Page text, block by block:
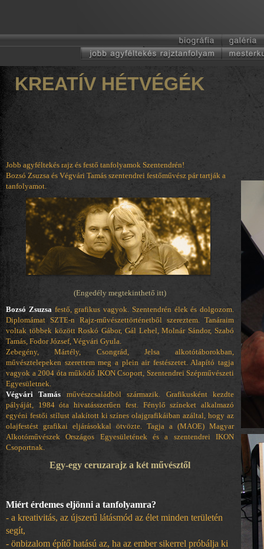
KREATÍV HÉTVÉGÉK
Jobb agyféltekés rajz és festő tanfolyamok Szentendrén!
Bozsó Zsuzsa és Végvári Tamás szentendrei festőművész pár tartják a
tanfolyamot.
(Engedély megtekinthető itt)
Bozsó Zsuzsa festő, grafikus vagyok. Szentendrén élek és dolgozom.
Diplomámat SZTE-n Rajz-művészettörténetből szereztem. Tanáraim
voltak többek között Roskó Gábor, Gál Lehel, Molnár Sándor, Szabó
Tamás, Fodor József, Végvári Gyula.
Zebegény, Mártély, Csongrád, Jelsa alkotótáborokban,
művésztelepeken szerettem meg a plein air festészetet. Alapító tagja
vagyok a 2004 óta működő IKON Csoport, Szentendrei Szépművészeti
Egyesületnek.
Végvári Tamás művészcsaládból származik. Grafikusként kezdte
pályáját, 1984 óta hivatásszerűen fest. Fénylő színeket alkalmazó
egyéni festői stílust alakított ki színes olajgrafikáiban azáltal, hogy az
olajfestést grafikai eljárásokkal ötvözte. Tagja a (MAOE) Magyar
Alkotóművészek Országos Egyesületének és a szentendrei IKON
Csoportnak.
Egy-egy ceruzarajz a két művésztől
Miért érdemes eljönni a tanfolyamra?
- a kreativitás, az újszerű látásmód az élet minden területén
segít,
- önbizalom építő hatású az, ha az ember sikerrel próbálja ki